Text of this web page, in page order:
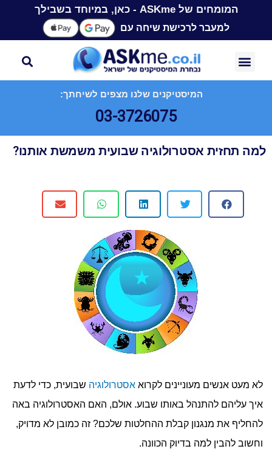
המומחים של ASKme - כאן, במיוחד בשבילך
למעבר לרכישת שיחה עם
המיסטיקנים שלנו מצפים לשיחתך:
03-3726075
למה תחזית אסטרולוגיה שבועית משמשת אותנו?
לא מעט אנשים מעוניינים לקרוא אסטרולוגיה שבועית, כדי לדעת
איך עליהם להתנהל באותו שבוע. אולם, האם האסטרולוגיה באה
להחליף את מנגנון קבלת ההחלטות שלכם? זה כמובן לא מדויק,
וחשוב להבין למה בדיוק הכוונה.